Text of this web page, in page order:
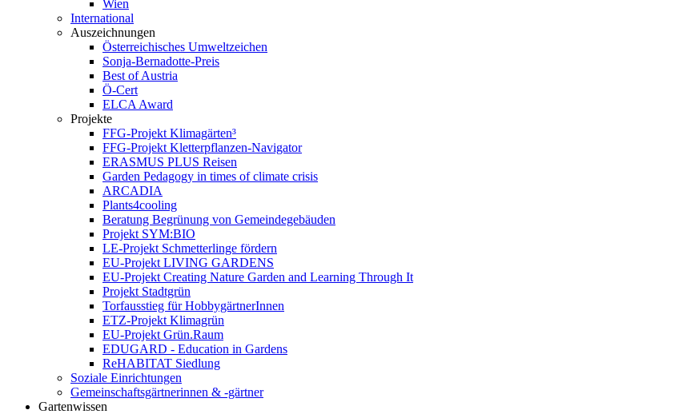
Wien
International
Auszeichnungen
Österreichisches Umweltzeichen
Sonja-Bernadotte-Preis
Best of Austria
Ö-Cert
ELCA Award
Projekte
FFG-Projekt Klimagärten³
FFG-Projekt Kletterpflanzen-Navigator
ERASMUS PLUS Reisen
Garden Pedagogy in times of climate crisis
ARCADIA
Plants4cooling
Beratung Begrünung von Gemeindegebäuden
Projekt SYM:BIO
LE-Projekt Schmetterlinge fördern
EU-Projekt LIVING GARDENS
EU-Projekt Creating Nature Garden and Learning Through It
Projekt Stadtgrün
Torfausstieg für HobbygärtnerInnen
ETZ-Projekt Klimagrün
EU-Projekt Grün.Raum
EDUGARD - Education in Gardens
ReHABITAT Siedlung
Soziale Einrichtungen
Gemeinschaftsgärtnerinnen & -gärtner
Gartenwissen